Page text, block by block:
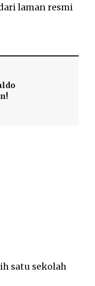
laman resmi
satu sekolah